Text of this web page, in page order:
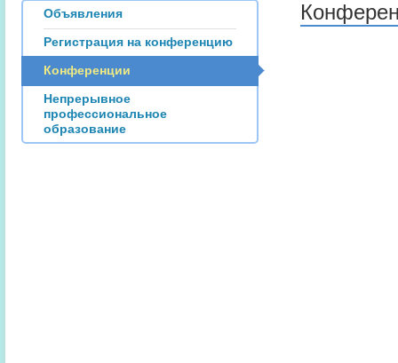
Объявления
Регистрация на конференцию
Конференции
Непрерывное
профессиональное
образование